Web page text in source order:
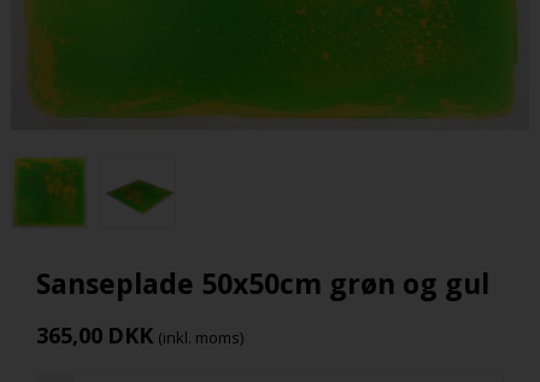
Sanseplade 50x50cm grøn og gul
365,00 DKK (inkl. moms)